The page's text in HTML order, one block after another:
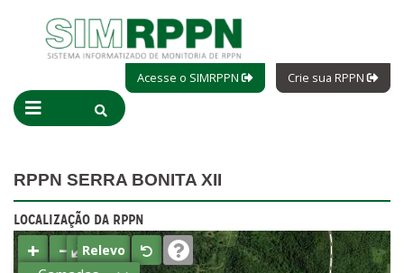
Acesse o SIMRPPN Crie sua RPPN
RPPN SERRA BONITA XII
LOCALIZAÇÃO DA RPPN
+ −⤢Relevo